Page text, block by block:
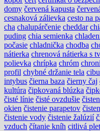
domy červená kapusta
cesnaková zálievka cesto na
cha chalupárčenie cheddar
puding chia semienka
počasie chladnička chodba
nátierka chrenová nátierka s
polievka chrípka chróm
profil chybné držanie tela
intybus čierna baza čierny čaj
kultúra čipkovaná blúzka
čisté línie čisté ovzdušie
okien čistenie parapetov
čistenie vody čistenie žalúzií
vzduch čítanie kníh citlivá